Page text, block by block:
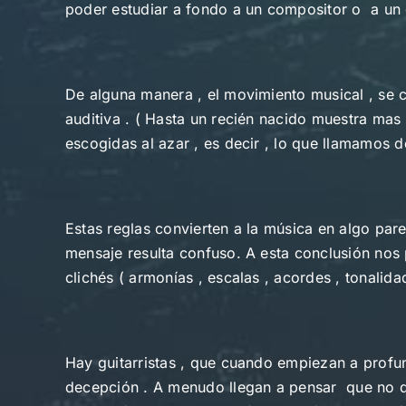
poder estudiar a fondo a un compositor o a
De alguna manera , el movimiento musical , se
auditiva . ( Hasta un recién nacido muestra
escogidas al azar , es decir , lo que llamamos
Estas reglas convierten a la música en algo
mensaje resulta confuso. A esta conclusión
clichés ( armonías , escalas , acordes ,
Hay guitarristas , que cuando empiezan a
decepción . A menudo llegan a pensar que no